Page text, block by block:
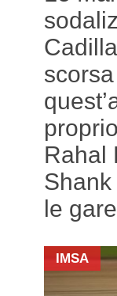
Rahal
le
IMSA